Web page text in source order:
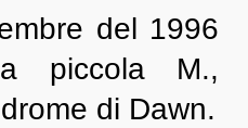
del 1996
piccola M.,
di Dawn.